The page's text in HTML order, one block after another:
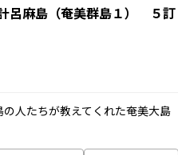
麻島（奄美群島１） ５訂
人たちが教えてくれた奄美大島